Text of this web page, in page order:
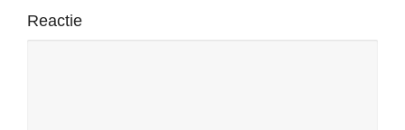
Reactie